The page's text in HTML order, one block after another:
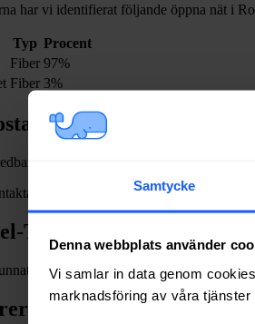
Samtycke
Denna webbplats använder
Vi samlar in data genom
marknadsföring av våra
har vi identifierat följande öppna nät i
Typ Procent
Fiber 97%
Fiber 3%
iRottneros
via fiber och vill dra in och
en nätägare direkt. Se listan över
TV i
hitta några adresser med bredband
i Rottneros